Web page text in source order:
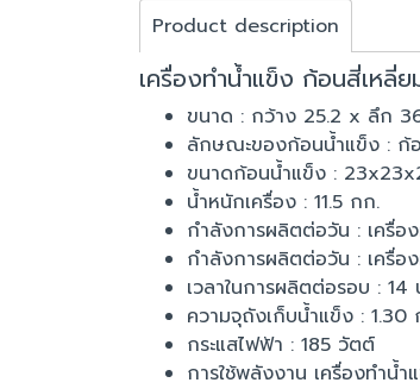
Product description
เครื่องทำน้ำแข็ง ก้อนสี่เหลี่
ขนาด : กว้าง 25.2 x ลึก
ลักษณะของก้อนน้ำแข็ง : ก้
ขนาดก้อนน้ำแข็ง :
น้ำหนักเครื่อง : 11.5 กก.
กำลังการผลิตต่อวัน : เครื่
กำลังการผลิตต่อวัน : เครื่
เวลาในการผลิตต่อรอบ : 14
ความจุถังเก็บน้ำแข็ง : 1.30
กระแสไฟฟ้า : 185 วัตต์
การใช้พลังงาน เครื่องทำน้